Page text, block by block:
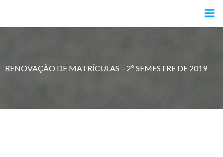
o
RENOVAÇÃO DE MATRÍCULAS – 2º SEMESTRE DE 2019